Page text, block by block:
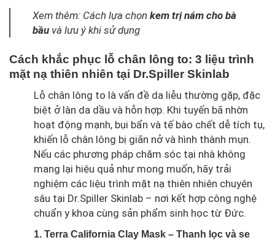
Xem thêm: Cách lựa chọn kem trị nám cho bà
bầu và lưu ý khi sử dụng
Cách khắc phục lỗ chân lông to: 3 liệu trình
mặt nạ thiên nhiên tại Dr.Spiller Skinlab
Lỗ chân lông to là vấn đề da liễu thường gặp, đặc
biệt ở làn da dầu và hỗn hợp. Khi tuyến bã nhờn
hoạt động mạnh, bụi bẩn và tế bào chết dễ tích tụ,
khiến lỗ chân lông bị giãn nở và hình thành mụn.
Nếu các phương pháp chăm sóc tại nhà không
mang lại hiệu quả như mong muốn, hãy trải
nghiệm các liệu trình mặt nạ thiên nhiên chuyên
sâu tại Dr.Spiller Skinlab – nơi kết hợp công nghệ
chuẩn y khoa cùng sản phẩm sinh học từ Đức.
1. Terra California Clay Mask – Thanh lọc và se